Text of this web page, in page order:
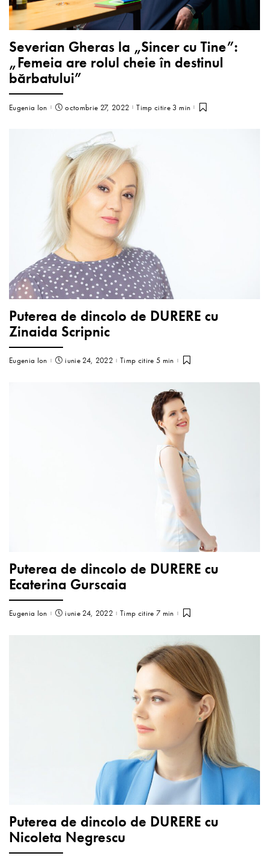
Severian Gheras la „Sincer cu Tine”:
„Femeia are rolul cheie în destinul
bărbatului”
Eugenia Ion octombrie 27, 2022 Timp citire 3 min
Puterea de dincolo de DURERE cu
Zinaida Scripnic
Eugenia Ion iunie 24, 2022 Timp citire 5 min
Puterea de dincolo de DURERE cu
Ecaterina Gurscaia
Eugenia Ion iunie 24, 2022 Timp citire 7 min
Puterea de dincolo de DURERE cu
Nicoleta Negrescu